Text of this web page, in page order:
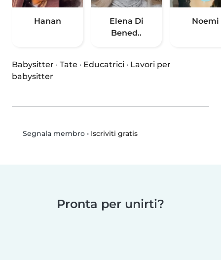
Hanan
Elena Di
Bened..
Noemi
Babysitter · Tate · Educatrici · Lavori per
babysitter
Segnala membro• Iscriviti gratis
Pronta per unirti?